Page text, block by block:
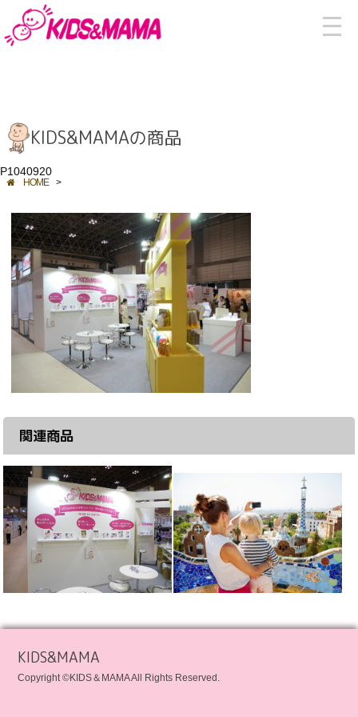
KIDS&MAMAの商品
P1040920
HOME >
関連商品
KIDS&MAMA
Copyright ©KIDS＆MAMA All Rights Reserved.